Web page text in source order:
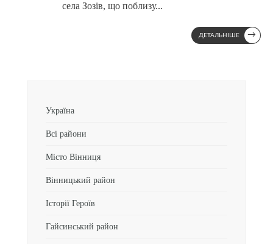
села Зозів, що поблизу...
ДЕТАЛЬНІШЕ →
Україна
Всі райони
Місто Вінниця
Вінницький район
Історії Героїв
Гайсинський район